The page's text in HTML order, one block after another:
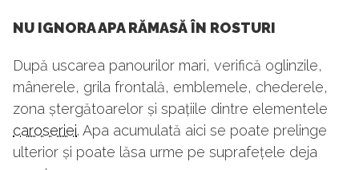
NU IGNORA APA RĂMASĂ ÎN ROSTURI
După uscarea panourilor mari, verifică oglinzile,
mânerele, grila frontală, emblemele, chederele,
zona ștergătoarelor și spațiile dintre elementele
caroseriei. Apa acumulată aici se poate prelinge
ulterior și poate lăsa urme pe suprafețele deja